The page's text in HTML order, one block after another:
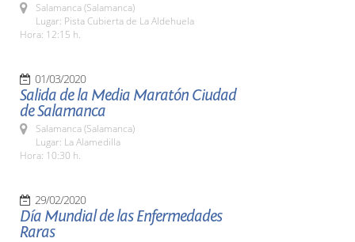
Salamanca (Salamanca)
Lugar: Pista Cubierta de La Aldehuela
Hora: 12:15 h.
01/03/2020
Salida de la Media Maratón Ciudad
de Salamanca
Salamanca (Salamanca)
Lugar: La Alamedilla
Hora: 10:30 h.
29/02/2020
Día Mundial de las Enfermedades
Raras